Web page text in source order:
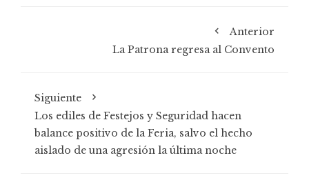
Anterior
La Patrona regresa al Convento
Siguiente
Los ediles de Festejos y Seguridad hacen
balance positivo de la Feria, salvo el hecho
aislado de una agresión la última noche